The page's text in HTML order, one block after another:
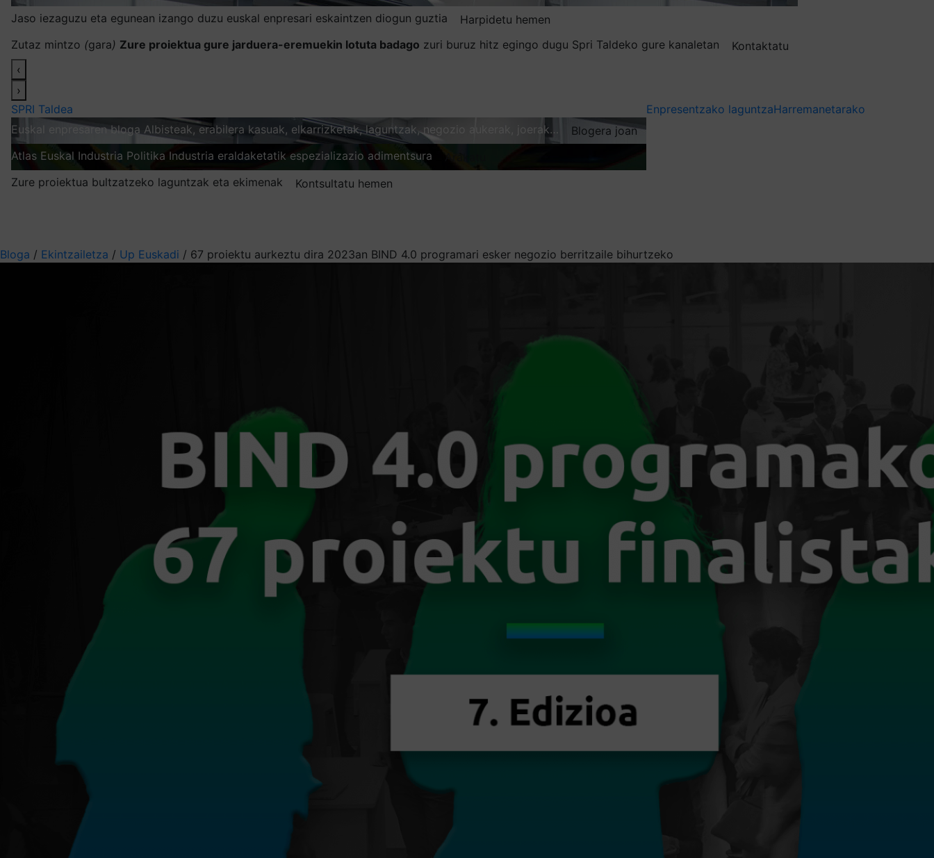
Jaso iezaguzu eta egunean izango duzu euskal enpresari eskaintzen diogun guztia
Harpidetu hemen
Zutaz mintzo (gara) Zure proiektua gure jarduera-eremuekin lotuta badago zuri buruz hitz egingo dugu Spri Taldeko gure kanaletan
Kontaktatu
‹
›
SPRI Taldea
Euskal enpresaren bloga Albisteak, erabilera kasuak, elkarrizketak, laguntzak, negozio aukerak, joerak…
Blogera joan
Atlas Euskal Industria Politika Industria eraldaketatik espezializazio adimentsura
Zure proiektua bultzatzeko laguntzak eta ekimenak
Kontsultatu hemen
Enpresentzako laguntzaHarremanetarako
Bloga / Ekintzailetza / Up Euskadi / 67 proiektu aurkeztu dira 2023an BIND 4.0 programari esker negozio berritzaile bihurtzeko